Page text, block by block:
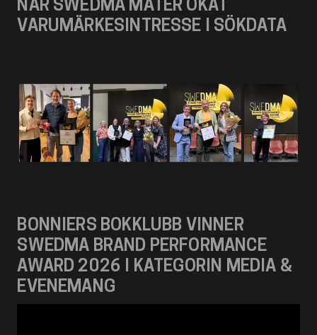
NÄR SWEDMA MÄTER ÖKAT
VARUMÄRKESINTRESSE I SÖKDATA
BONNIERS BOKKLUBB VINNER
SWEDMA BRAND PERFORMANCE
AWARD 2026 I KATEGORIN MEDIA &
EVENEMANG